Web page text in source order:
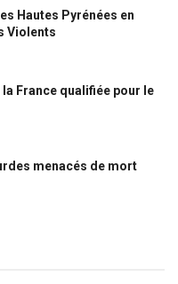
Hautes Pyrénées en
Violents
la France qualifiée pour le
menacés de mort